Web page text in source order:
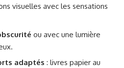
visuelles avec les sensations
ou avec une lumière
adaptés : livres papier au